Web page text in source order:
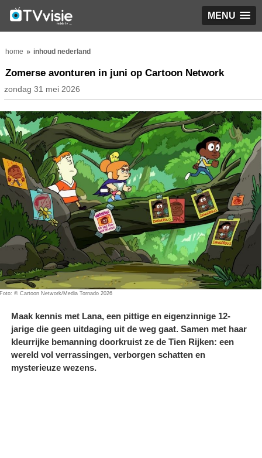
MENU
home inhoud nederland
Zomerse avonturen in juni op Cartoon Network
zondag 31 mei 2026
Foto: © Cartoon Network/Media Tornado 2026
Maak kennis met Lana, een pittige en eigenzinnige 12-
jarige die geen uitdaging uit de weg gaat. Samen met haar
kleurrijke bemanning doorkruist ze de Tien Rijken: een
wereld vol verrassingen, verborgen schatten en
mysterieuze wezens.